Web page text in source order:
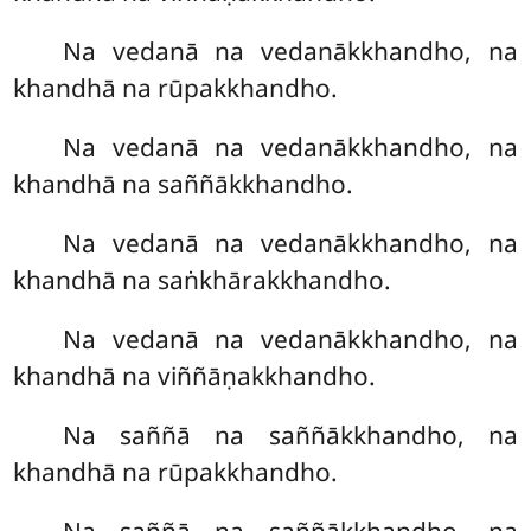
Na vedanā na vedanākkhandho, na
khandhā na rūpakkhandho.
Na vedanā na vedanākkhandho, na
khandhā na saññākkhandho.
Na vedanā na vedanākkhandho, na
khandhā na saṅkhārakkhandho.
Na vedanā na vedanākkhandho, na
khandhā na viññāṇakkhandho.
Na saññā na saññākkhandho, na
khandhā na rūpakkhandho.